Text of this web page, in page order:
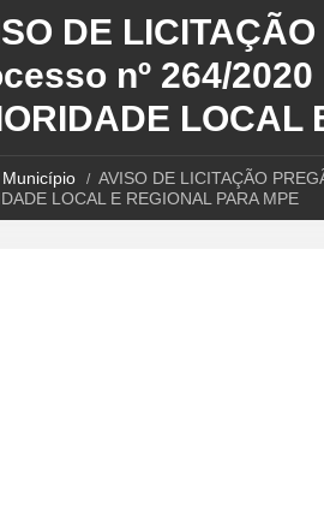
DE
nº 264/
LOCAL
Município
AVISO DE LICITAÇÃO
LOCAL E REGIONAL PARA MPE